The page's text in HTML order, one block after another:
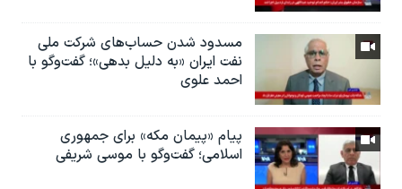
مسدود شدن حساب‌های شرکت ملی
نفت ایران «به دلیل بدهی»؛ گفت‌و‌گو با
احمد علوی
پیام «پیمان مکه» برای جمهوری
اسلامی؛ گفت‌وگو با موسی شریفی